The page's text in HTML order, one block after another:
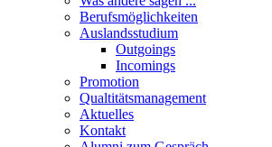
Berufsmöglichkeiten
Auslandsstudium
Outgoings
Incomings
Promotion
Qualtitätsmanagement
Aktuelles
Kontakt